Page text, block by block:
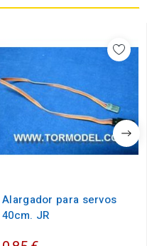
Alargador para servos
40cm. JR